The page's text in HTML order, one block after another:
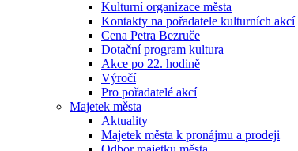
Kulturní organizace města
Kontakty na pořadatele kulturních akcí
Cena Petra Bezruče
Dotační program kultura
Akce po 22. hodině
Výročí
Pro pořadatelé akcí
Majetek města
Aktuality
Majetek města k pronájmu a prodeji